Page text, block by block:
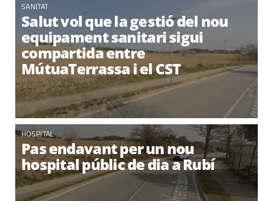
SANITAT
Salut vol que la gestió del nou
equipament sanitari sigui
compartida entre
MútuaTerrassa i el CST
HOSPITAL
Pas endavant per un nou
hospital públic de dia a Rubí